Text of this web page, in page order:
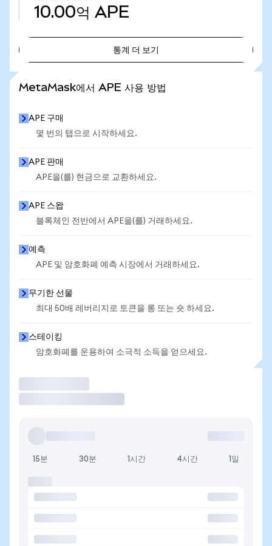
10.00억 APE
통계 더 보기
MetaMask에서 APE 사용 방법
APE 구매
몇 번의 탭으로 시작하세요.
APE 판매
APE을(를) 현금으로 교환하세요.
APE 스왑
블록체인 전반에서 APE을(를) 거래하세요.
예측
APE 및 암호화폐 예측 시장에서 거래하세요.
무기한 선물
최대 50배 레버리지로 토큰을 롱 또는 숏 하세요.
스테이킹
암호화폐를 운용하여 소극적 소득을 얻으세요.
15분 30분 1시간 4시간 1일